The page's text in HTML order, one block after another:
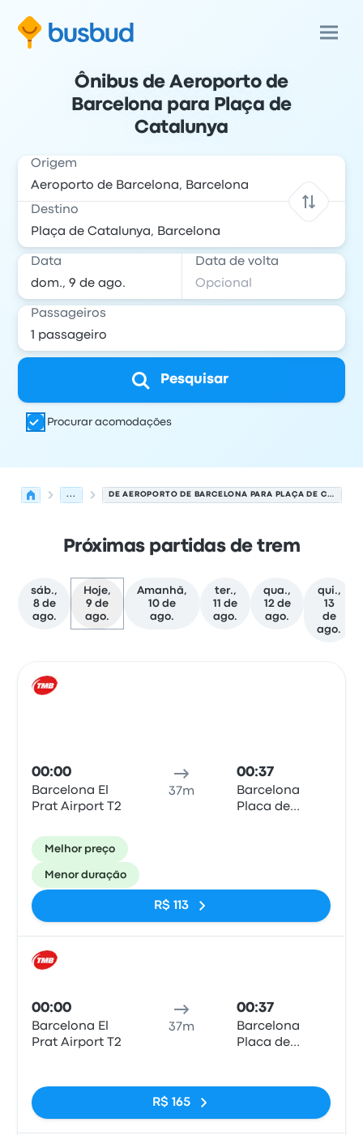
Ônibus de Aeroporto de
Barcelona para Plaça de
Catalunya
Origem
Destino
Data Data de volta
Passageiros
Pesquisar
Procurar acomodações
... DE AEROPORTO DE BARCELONA PARA PLAÇA DE CATALUNYA
Próximas partidas de trem
sáb.,
8 de
ago.
Hoje,
9 de
ago.
Amanhã,
10 de
ago.
ter.,
11 de
ago.
qua.,
12 de
ago.
qui.,
13
de
ago.
00:00
Barcelona El
Prat Airport T2
37m
00:37
Barcelona
Placa de
Melhor preço
Menor duração
R$ 113
00:00
Barcelona El
Prat Airport T2
37m
00:37
Barcelona
Placa de
R$ 165